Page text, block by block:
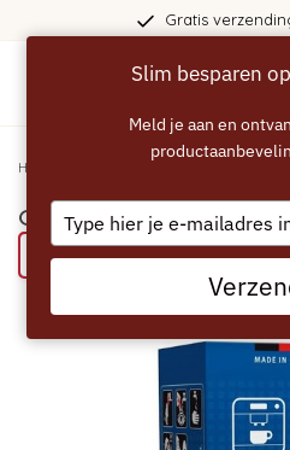
Gratis
Home
GAGGENAU
Bespaar 21% met het
Slim besparen
Meld je aan en
Type
your
email